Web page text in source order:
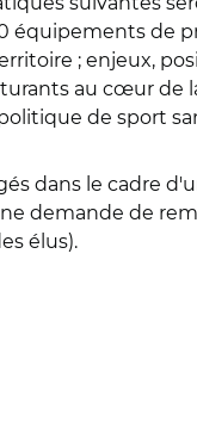
de
; enjeux,
au cœur de
de sport
dans le cadre
demande de
élus).